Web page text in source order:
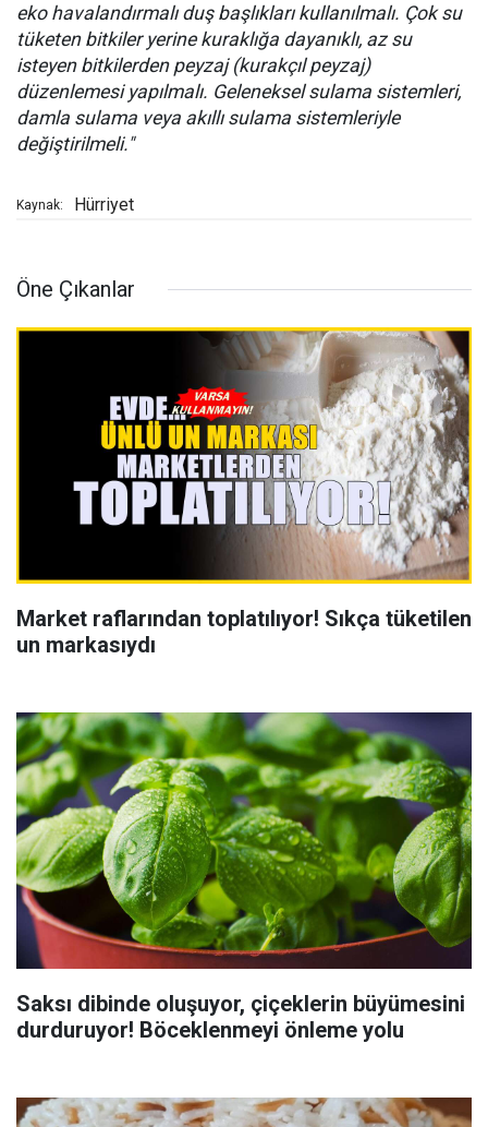
eko havalandırmalı duş başlıkları kullanılmalı. Çok su
tüketen bitkiler yerine kuraklığa dayanıklı, az su
isteyen bitkilerden peyzaj (kurakçıl peyzaj)
düzenlemesi yapılmalı. Geleneksel sulama sistemleri,
damla sulama veya akıllı sulama sistemleriyle
değiştirilmeli."
Kaynak: Hürriyet
Öne Çıkanlar
Market raflarından toplatılıyor! Sıkça tüketilen
un markasıydı
Saksı dibinde oluşuyor, çiçeklerin büyümesini
durduruyor! Böceklenmeyi önleme yolu